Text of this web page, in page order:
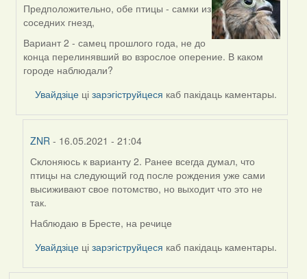
In
reply
to
by
ZNR
Предположительно, обе птицы - самки из
соседних гнезд,
Вариант 2 - самец прошлого года, не до
конца перелинявший во взрослое оперение. В каком
городе наблюдали?
Увайдзіце цізарэгіструйцеся каб пакідаць каментары.
ZNR - 16.05.2021 - 21:04
In
reply
to
by
Feather
Склоняюсь к варианту 2. Ранее всегда думал, что
птицы на следующий год после рождения уже сами
высиживают свое потомство, но выходит что это не
так.
Наблюдаю в Бресте, на речице
Увайдзіце цізарэгіструйцеся каб пакідаць каментары.